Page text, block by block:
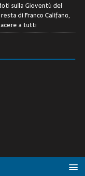
sulla Gioventù del
di Franco Califano,
a tutti